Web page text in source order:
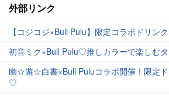
外部リンク
【コジコジ×Bull Pulu】限定コラボドリン
初音ミク×Bull Pulu♡推しカラーで楽しむ
幽☆遊☆白書×Bull Puluコラボ開催！限定
♡